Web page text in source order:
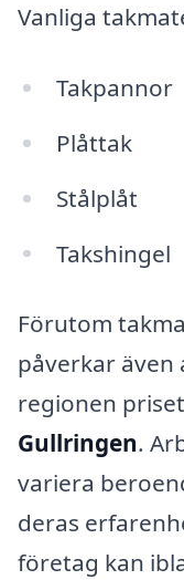
Vanliga
Takpannor
Plåttak
Stålplåt
Takshingel
Förutom
påverkar
regionen
Gullringen.
variera
deras
företag kan